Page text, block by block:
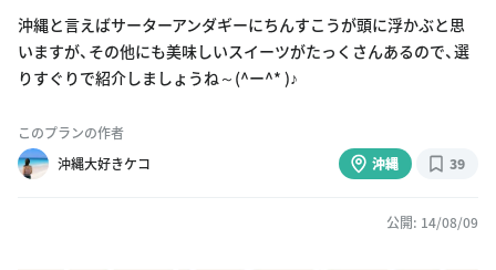
沖縄と言えばサーターアンダギーにちんすこうが頭に浮かぶと思
いますが、その他にも美味しいスイーツがたっくさんあるので、選
りすぐりで紹介しましょうね～(^ー^* )♪
このプランの作者
沖縄大好きケコ
沖縄 39
公開: 14/08/09